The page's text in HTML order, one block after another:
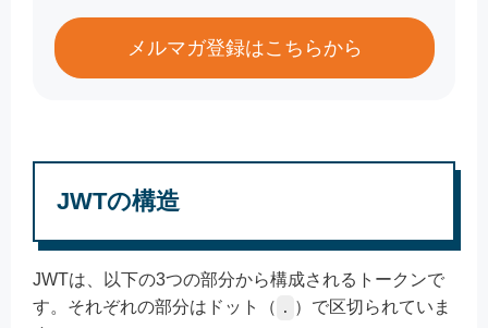
メルマガ登録はこちらから
JWTの構造
JWTは、以下の3つの部分から構成されるトークンで
す。それぞれの部分はドット（ . ）で区切られていま